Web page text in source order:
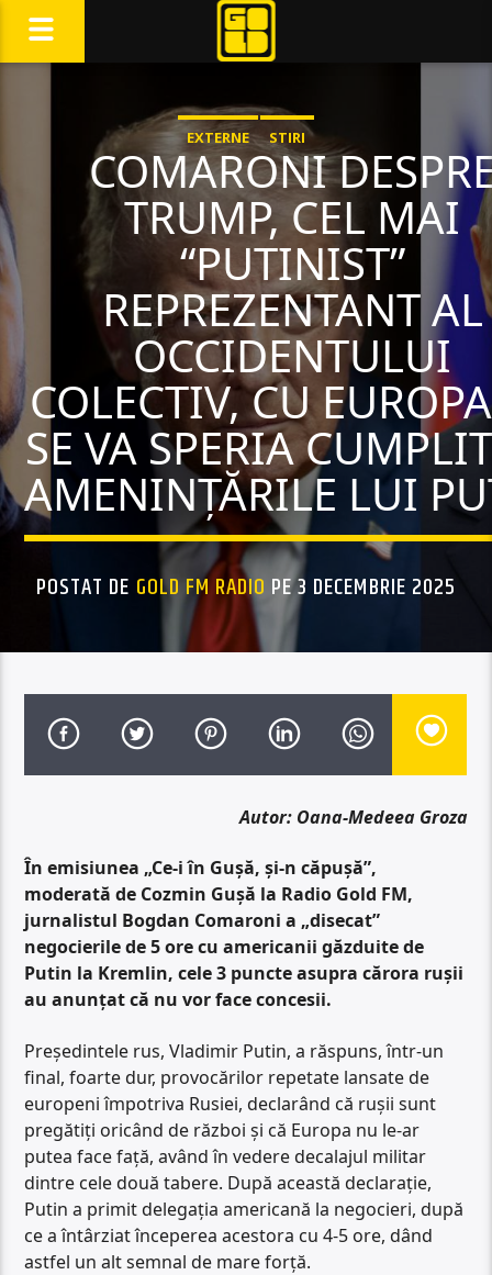
EXTERNE STIRI
COMARONI
TRUMP, CEL MAI
“PUTINIST”
REPREZENTANT AL
OCCIDENTULUI
COLECTIV, CU
SE VA SPERIA
AMENINȚĂRILE LUI
POSTAT DE GOLD FM RADIO PE 3 DECEMBRIE 2025
Autor: Oana-Medeea Groza
În emisiunea „Ce-i în Gușă, și-n căpușă”,
moderată de Cozmin Gușă la Radio Gold FM,
jurnalistul Bogdan Comaroni a „disecat”
negocierile de 5 ore cu americanii găzduite de
Putin la Kremlin, cele 3 puncte asupra cărora rușii
au anunțat că nu vor face concesii.
Președintele rus, Vladimir Putin, a răspuns, într-un
final, foarte dur, provocărilor repetate lansate de
europeni împotriva Rusiei, declarând că rușii sunt
pregătiți oricând de război și că Europa nu le-ar
putea face față, având în vedere decalajul militar
dintre cele două tabere. După această declarație,
Putin a primit delegația americană la negocieri, după
ce a întârziat începerea acestora cu 4-5 ore, dând
astfel un alt semnal de mare forță.